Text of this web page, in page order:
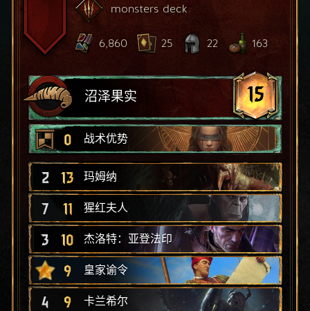
monsters deck
6,860 25 22 163
沼泽果实 15
0 战术优势
2 13 玛姆纳
7 11 猩红夫人
3 10 杰洛特：亚登法印
9 皇家谕令
4 9 卡兰希尔